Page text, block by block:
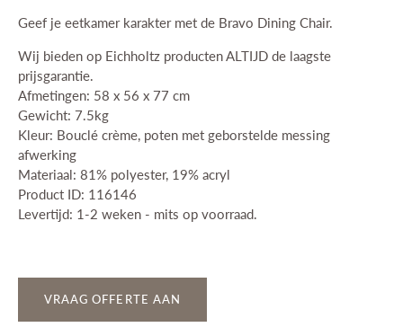
Geef je eetkamer karakter met de Bravo Dining Chair.
Wij bieden op Eichholtz producten ALTIJD de laagste
prijsgarantie.
Afmetingen: 58 x 56 x 77 cm
Gewicht: 7.5kg
Kleur: Bouclé crème, poten met geborstelde messing
afwerking
Materiaal: 81% polyester, 19% acryl
Product ID: 116146
Levertijd: 1-2 weken - mits op voorraad.
VRAAG OFFERTE AAN